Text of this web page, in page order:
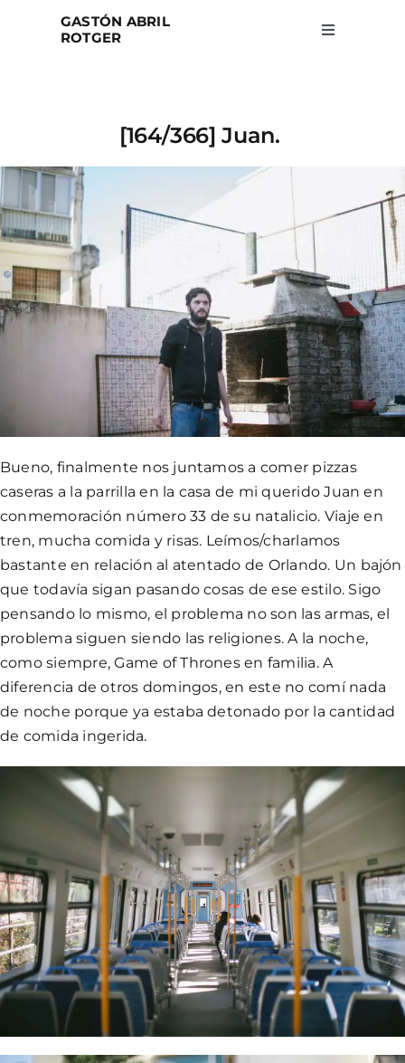
GASTÓN ABRIL
ROTGER
Toggle
Blog
About
Search
[164/366] Juan.
Bueno, finalmente nos juntamos a comer pizzas
caseras a la parrilla en la casa de mi querido Juan en
conmemoración número 33 de su natalicio. Viaje en
tren, mucha comida y risas. Leímos/charlamos
bastante en relación al atentado de Orlando. Un bajón
que todavía sigan pasando cosas de ese estilo. Sigo
pensando lo mismo, el problema no son las armas, el
problema siguen siendo las religiones. A la noche,
como siempre, Game of Thrones en familia. A
diferencia de otros domingos, en este no comí nada
de noche porque ya estaba detonado por la cantidad
de comida ingerida.